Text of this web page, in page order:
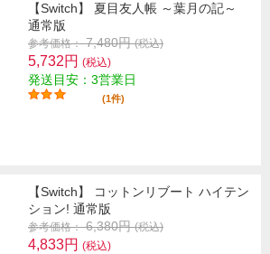
【Switch】 夏目友人帳 ～葉月の記～
通常版
参考価格： 7,480円(税込)
5,732円 (税込)
発送目安：3営業日
(1件)
【Switch】 コットンリブート ハイテン
ション! 通常版
参考価格： 6,380円(税込)
4,833円 (税込)